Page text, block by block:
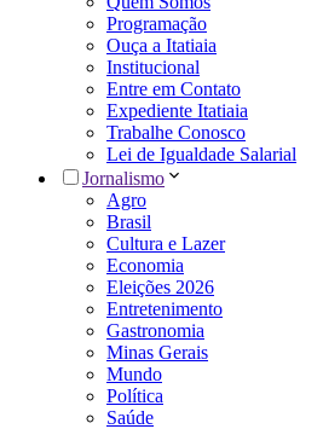
Programação
Ouça a Itatiaia
Institucional
Entre em Contato
Expediente Itatiaia
Trabalhe Conosco
Lei de Igualdade Salarial
Jornalismo
Agro
Brasil
Cultura e Lazer
Economia
Eleições 2026
Entretenimento
Gastronomia
Minas Gerais
Mundo
Política
Saúde